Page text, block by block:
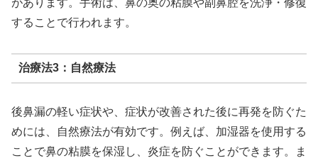
があります。手術は、鼻の奥の粘膜や副鼻腔を洗浄・修復
することで行われます。
治療法3：自然療法
後鼻漏の軽い症状や、症状が改善された後に再発を防ぐた
めには、自然療法が有効です。例えば、加湿器を使用する
ことで鼻の粘膜を保湿し、炎症を防ぐことができます。ま